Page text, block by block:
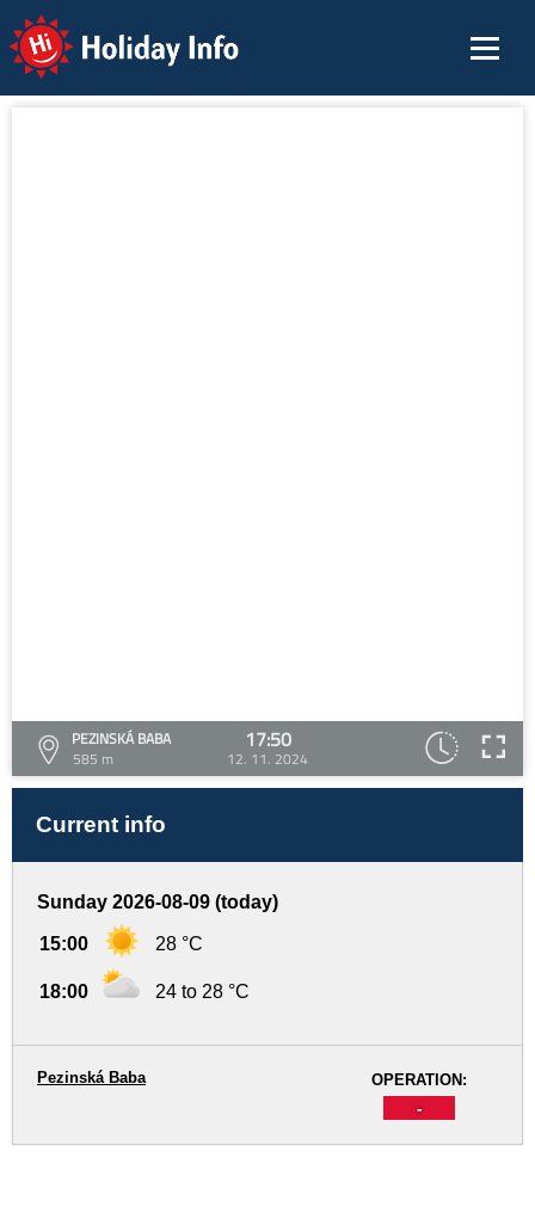
Holiday Info
PEZINSKÁ BABA
585 m
17:50
12. 11. 2024
Current info
Sunday 2026-08-09 (today)
15:00 28 °C
18:00 24 to 28 °C
OPERATION:
-
Pezinská Baba